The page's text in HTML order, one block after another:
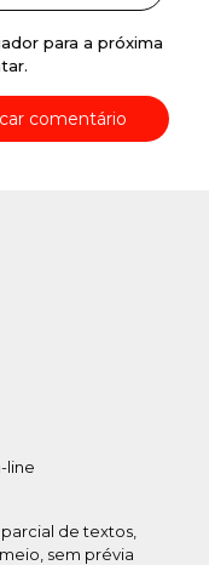
para a próxima
line
de textos,
sem prévia